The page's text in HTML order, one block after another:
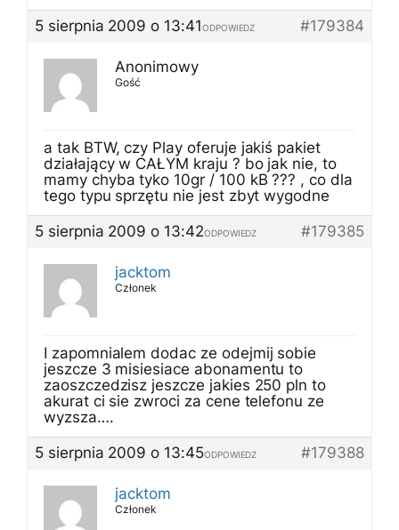
5 sierpnia 2009 o 13:41
#179384
ODPOWIEDZ
Anonimowy
Gość
a tak BTW, czy Play oferuje jakiś pakiet
działający w CAŁYM kraju ? bo jak nie, to
mamy chyba tyko 10gr / 100 kB ??? , co dla
tego typu sprzętu nie jest zbyt wygodne
5 sierpnia 2009 o 13:42
#179385
ODPOWIEDZ
jacktom
Członek
I zapomnialem dodac ze odejmij sobie
jeszcze 3 misiesiace abonamentu to
zaoszczedzisz jeszcze jakies 250 pln to
akurat ci sie zwroci za cene telefonu ze
wyzsza….
5 sierpnia 2009 o 13:45
#179388
ODPOWIEDZ
jacktom
Członek